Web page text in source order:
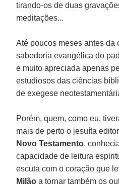
tirando-os de duas
meditações...
Até poucos meses antes da
sabedoria evangélica do
e muito apreciada apenas
estudiosos das ciências
de exegese
Porém, quem, como eu,
mais de perto o jesuíta
Novo Testamento,
capacidade de leitura
escuta com o coração que
Milão a tornar também os